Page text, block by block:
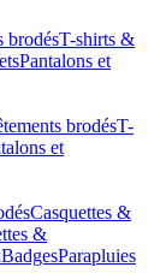
brodésT-shirts &
Pantalons et
brodésT-
et
Casquettes &
&
BadgesParapluies